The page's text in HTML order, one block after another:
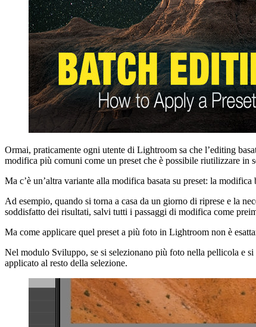
Ormai, praticamente ogni utente di Lightroom sa che l’editing
modifica più comuni come un preset che è possibile riutilizzare in
Ma c’è un’altra variante alla modifica basata su preset: la
Ad esempio, quando si torna a casa da un giorno di riprese e la
soddisfatto dei risultati, salvi tutti i passaggi di modifica come
Ma come applicare quel preset a più foto in Lightroom non è
Nel modulo Sviluppo, se si selezionano più foto nella pellicola e
applicato al resto della selezione.